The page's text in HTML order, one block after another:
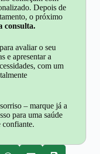
Depois de
o próximo
consulta.
avaliar o seu
e apresentar a
com um
– marque já a
para uma saúde
confiante.